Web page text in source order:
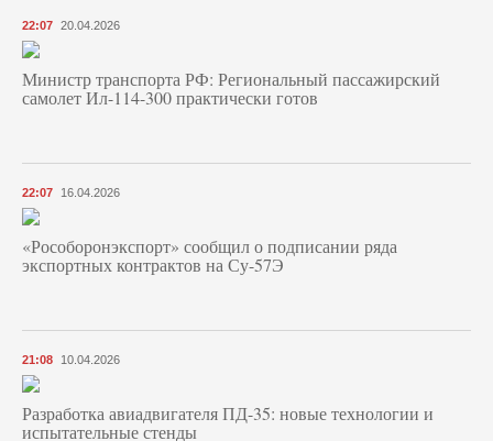
22:07 20.04.2026
Министр транспорта РФ: Региональный пассажирский
самолет Ил-114-300 практически готов
22:07 16.04.2026
«Рособоронэкспорт» сообщил о подписании ряда
экспортных контрактов на Су-57Э
21:08 10.04.2026
Разработка авиадвигателя ПД-35: новые технологии и
испытательные стенды